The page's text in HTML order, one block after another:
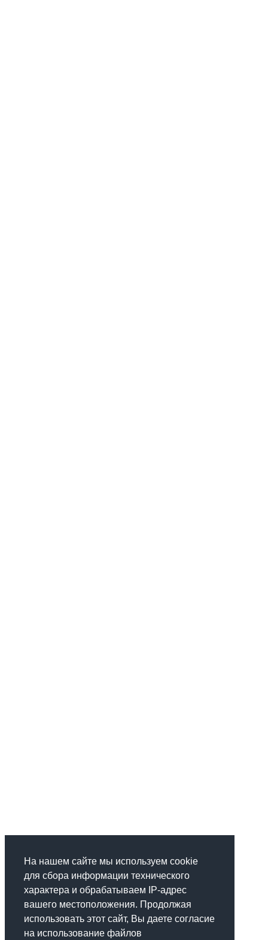
На нашем сайте мы используем cookie
для сбора информации технического
характера и обрабатываем IP-адрес
вашего местоположения. Продолжая
использовать этот сайт, Вы даете согласие
на использование файлов